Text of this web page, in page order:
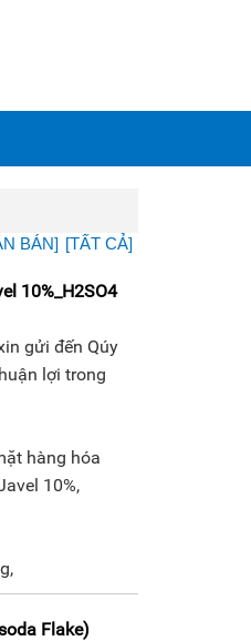
BÁN] [TẤT CẢ]
10%_H2SO4
gửi đến Qúy
lợi trong
hàng hóa
10%,
Flake)